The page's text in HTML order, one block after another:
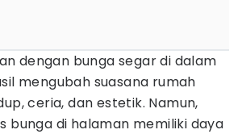
dengan bunga segar di dalam
mengubah suasana rumah
ceria, dan estetik. Namun,
bunga di halaman memiliki daya